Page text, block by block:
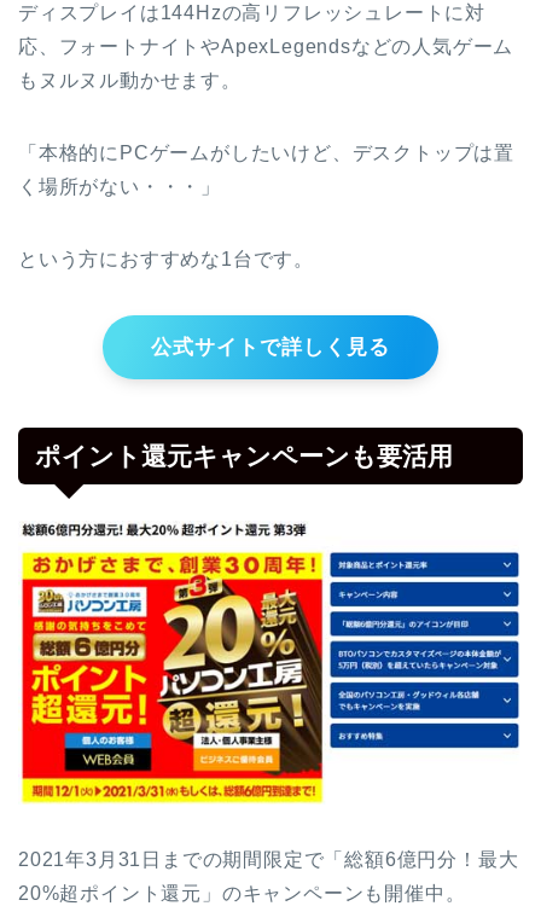
ディスプレイは144Hzの高リフレッシュレートに対
応、フォートナイトやApexLegendsなどの人気ゲーム
もヌルヌル動かせます。
「本格的にPCゲームがしたいけど、デスクトップは置
く場所がない・・・」
という方におすすめな1台です。
公式サイトで詳しく見る
ポイント還元キャンペーンも要活用
2021年3月31日までの期間限定で「総額6億円分！最大
20%超ポイント還元」のキャンペーンも開催中。